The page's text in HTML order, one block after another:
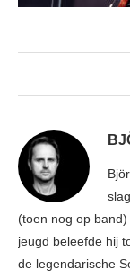
(toen nog op
jeugd beleefde hij
de legendarische